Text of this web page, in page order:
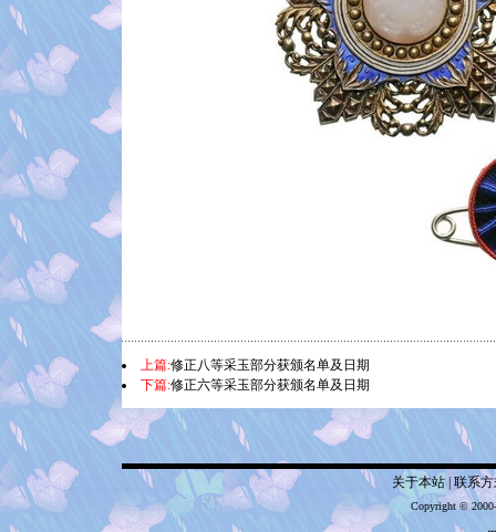
上篇:修正八等采玉部分获颁名单及日期
下篇:修正六等采玉部分获颁名单及日期
关于本站| 联系
Copyright ©